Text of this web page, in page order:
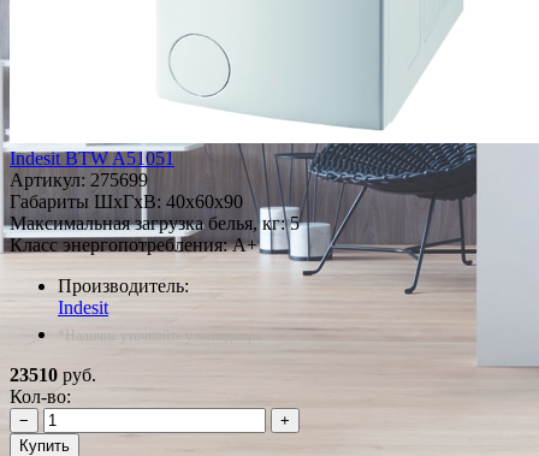
Indesit BTW A51051
Артикул: 275699
Габариты ШxГxВ: 40x60x90
Максимальная загрузка белья, кг: 5
Класс энергопотребления: A+
Производитель:
Indesit
*Наличие уточняйте у менеджера
23510 руб.
Кол-во:
−
+
Купить